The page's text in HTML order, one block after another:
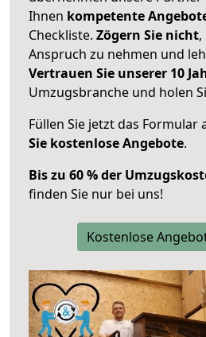
Ihnen kompetente
Checkliste. Zögern Sie nicht
Anspruch zu nehmen und
Vertrauen Sie unserer 10
Umzugsbranche und holen
Füllen Sie jetzt das Formular
Sie kostenlose Angebote.
Bis zu 60 % der
finden Sie nur bei uns!
Kostenlose